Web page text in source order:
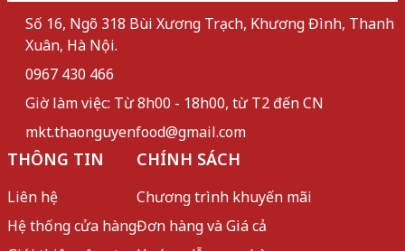
Số 16, Ngõ 318 Bùi Xương Trạch, Khương Đình, Thanh
Xuân, Hà Nội.
0967 430 466
Giờ làm việc: Từ 8h00 - 18h00, từ T2 đến CN
mkt.thaonguyenfood@gmail.com
THÔNG TIN
Liên hệ
Hệ thống cửa hàng
CHÍNH SÁCH
Chương trình khuyến mãi
Đơn hàng và Giá cả